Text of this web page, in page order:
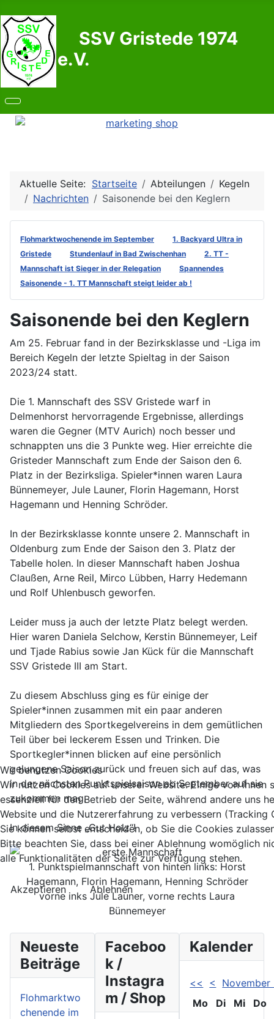
SSV Gristede 1974
e.V.
Aktuelle Seite: Startseite Abteilungen
Kegeln
Nachrichten
Saisonende bei den Keglern
Flohmarktwochenende im September
1. Backyard Ultra in
Gristede
Stundenlauf in Bad Zwischenhan
2. TT -
Mannschaft ist Sieger in der Relegation
Spannendes
Saisonende - 1. TT Mannschaft steigt leider ab !
Saisonende bei den Keglern
Am 25. Februar fand in der Bezirksklasse und -Liga im
Bereich Kegeln der letzte Spieltag in der Saison
2023/24 statt.
Die 1. Mannschaft des SSV Gristede warf in
Delmenhorst hervorragende Ergebnisse, allerdings
waren die Gegner (MTV Aurich) noch besser und
schnappten uns die 3 Punkte weg. Hier erreichte die
Gristeder Mannschaft zum Ende der Saison den 6.
Platz in der Bezirksliga. Spieler*innen waren Laura
Bünnemeyer, Jule Launer, Florin Hagemann, Horst
Hagemann und Henning Schröder.
In der Bezirksklasse konnte unsere 2. Mannschaft in
Oldenburg zum Ende der Saison den 3. Platz der
Tabelle holen. In dieser Mannschaft haben Joshua
Claußen, Arne Reil, Mirco Lübben, Harry Hedemann
und Rolf Uhlenbusch geworfen.
Leider muss ja auch der letzte Platz belegt werden.
Hier waren Daniela Selchow, Kerstin Bünnemeyer, Leif
und Tjade Rabius sowie Jan Kück für die Mannschaft
SSV Gristede III am Start.
Zu diesem Abschluss ging es für einige der
Spieler*innen zusammen mit ein paar anderen
Mitgliedern des Sportkegelvereins in dem gemütlichen
Teil über bei leckerem Essen und Trinken. Die
Sportkegler*innen blicken auf eine persönlich
gelungene Saison zurück und freuen sich auf das, was
in der nächsten Punktspielsaison ab September auf sie
zukommen mag.
In diesem Sinne „Gut Holz“!
1. Punktspielmannschaft von hinten links: Horst
Hagemann, Florin Hagemann, Henning Schröder
vorne inks Jule Launer, vorne rechts Laura
Bünnemeyer
Neueste
Beiträge
Flohmarktwo
chenende im
Faceboo
k /
Instagra
m / Shop
Kalender
<< <
Mo
Di Mi Do
Wir benutzen Cookies
Wir nutzen Cookies auf unserer Website. Einige von ihnen
essenziell für den Betrieb der Seite, während andere uns
Website und die Nutzererfahrung zu verbessern (Tracking
Sie können selbst entscheiden, ob Sie die Cookies
Bitte beachten Sie, dass bei einer Ablehnung womöglich
alle Funktionalitäten der Seite zur Verfügung stehen.
Akzeptieren Ablehnen